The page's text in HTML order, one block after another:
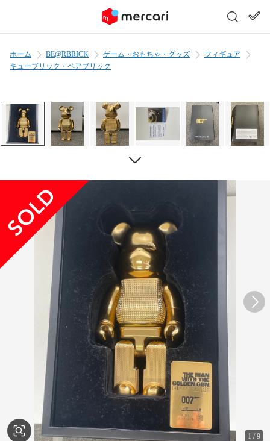
ホーム BE@RBRICK ゲーム・おもちゃ・グッズ
フィギュア
キューブリック・ベアブリック
1 /9